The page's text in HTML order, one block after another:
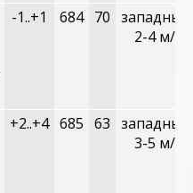
-1..+1 684 70 западный,
2-4 м/с
+2..+4 685 63 западный,
3-5 м/с